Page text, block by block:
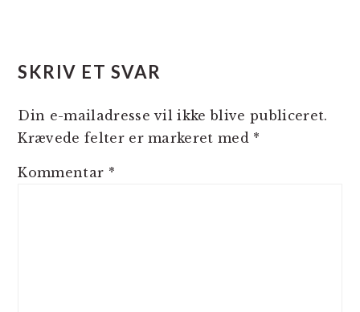
SKRIV ET SVAR
Din e-mailadresse vil ikke blive publiceret.
Krævede felter er markeret med *
Kommentar *